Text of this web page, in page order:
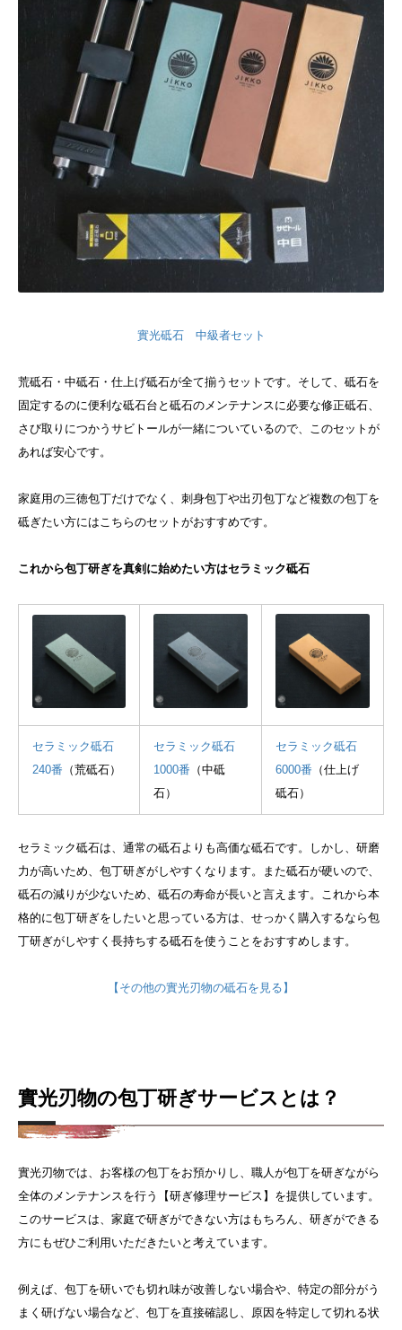
實光砥石 中級者セット
荒砥石・中砥石・仕上げ砥石が全て揃うセットです。そして、砥石を
固定するのに便利な砥石台と砥石のメンテナンスに必要な修正砥石、
さび取りにつかうサビトールが一緒についているので、このセットが
あれば安心です。
家庭用の三徳包丁だけでなく、刺身包丁や出刃包丁など複数の包丁を
砥ぎたい方にはこちらのセットがおすすめです。
これから包丁研ぎを真剣に始めたい方はセラミック砥石
セラミック砥石
240番 （荒砥石）
セラミック砥石
1000番 （中砥
石）
セラミック砥石
6000番 （仕上げ
砥石）
セラミック砥石は、通常の砥石よりも高価な砥石です。しかし、研磨
力が高いため、包丁研ぎがしやすくなります。また砥石が硬いので、
砥石の減りが少ないため、砥石の寿命が長いと言えます。
これから本
格的に包丁研ぎをしたいと思っている方は、せっかく購入するなら包
丁研ぎがしやすく長持ちする砥石を使うことをおすすめします。
【その他の實光刃物の砥石を見る】
實光刃物の包丁研ぎサービスとは？
實光刃物では、お客様の包丁をお預かりし、職人が包丁を研ぎながら
全体のメンテナンスを行う【研ぎ修理サービス】を提供しています。
このサービスは、家庭で研ぎができない方はもちろん、研ぎができる
方にもぜひご利用いただきたいと考えています。
例えば、包丁を研いでも切れ味が改善しない場合や、特定の部分がう
まく研げない場合など、包丁を直接確認し、原因を特定して切れる状